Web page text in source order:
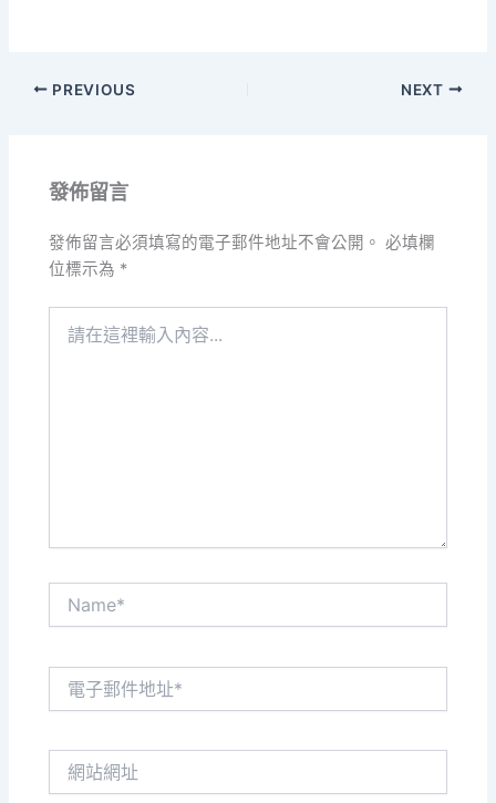
PREVIOUS NEXT
發佈留言
發佈留言必須填寫的電子郵件地址不會公開。 必填欄
位標示為 *